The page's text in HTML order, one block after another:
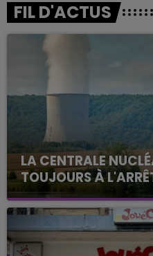
FIL D'ACTUS
LA CENTRALE
TOUJOURS À
Cela fait déjà une
nucléaire ardennaise
justifiée par la
présente.